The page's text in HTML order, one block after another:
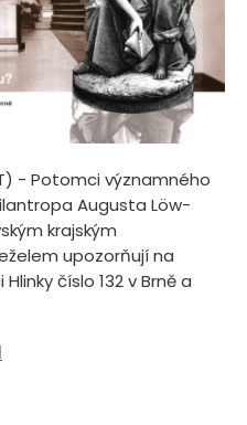
- Potomci významného
Augusta Löw-
krajským
upozorňují na
číslo 132 v Brně a